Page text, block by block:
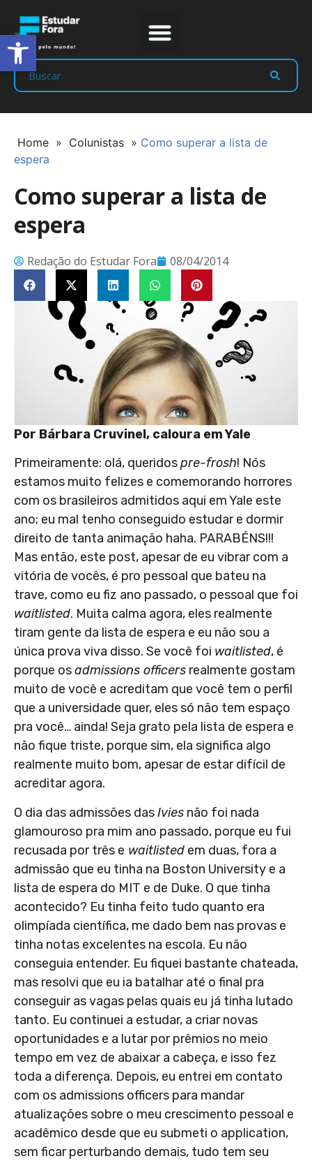
Home » Colunistas » Como superar a lista de
espera
Como superar a lista de
espera
Redação do Estudar Fora 08/04/2014
Por Bárbara Cruvinel, caloura em Yale
Primeiramente: olá, queridospre-frosh! Nós
estamos muito felizes e comemorando horrores
com os brasileiros admitidos aqui em Yale este
ano; eu mal tenho conseguido estudar e dormir
direito de tanta animação haha. PARABÉNS!!!
Mas então, este post, apesar de eu vibrar com a
vitória de vocês, é pro pessoal que bateu na
trave, como eu fiz ano passado, o pessoal que foi
waitlisted. Muita calma agora, eles realmente
tiram gente da lista de espera e eu não sou a
única prova viva disso. Se você foi waitlisted, é
porque osadmissions officers realmente gostam
muito de você e acreditam que você tem o perfil
que a universidade quer, eles só não tem espaço
pra você… ainda! Seja grato pela lista de espera e
não fique triste, porque sim, ela significa algo
realmente muito bom, apesar de estar difícil de
acreditar agora.
O dia das admissões dasIvies não foi nada
glamouroso pra mim ano passado, porque eu fui
recusada por três e waitlisted em duas, fora a
admissão que eu tinha na Boston University e a
lista de espera do MIT e de Duke. O que tinha
acontecido? Eu tinha feito tudo quanto era
olimpíada científica, me dado bem nas provas e
tinha notas excelentes na escola. Eu não
conseguia entender. Eu fiquei bastante chateada,
mas resolvi que eu ia batalhar até o final pra
conseguir as vagas pelas quais eu já tinha lutado
tanto. Eu continuei a estudar, a criar novas
oportunidades e a lutar por prêmios no meio
tempo em vez de abaixar a cabeça, e isso fez
toda a diferença. Depois, eu entrei em contato
com os admissions officers para mandar
atualizações sobre o meu crescimento pessoal e
acadêmico desde que eu submeti o application,
sem ficar perturbando demais, tudo tem seu
Abrir a barra de ferramentas